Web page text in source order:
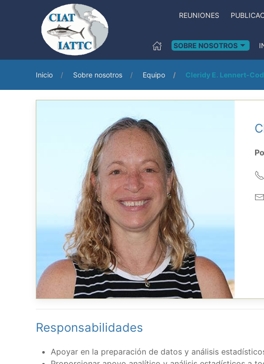
REUNIONES
SOBRE NOSOTROS
Inicio Sobre nosotros Equipo Cleridy E. Lennert-
Responsabilidades
Apoyar en la preparación de datos y análisis